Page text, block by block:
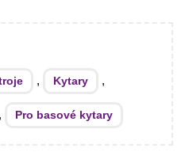
, Kytary ,
, Pro basové kytary